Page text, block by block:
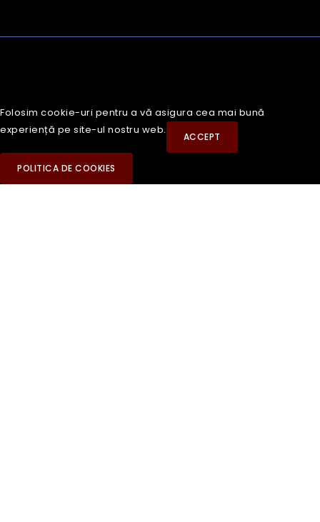
Folosim cookie-uri pentru a vă asigura cea mai bună
experiență pe site-ul nostru web.
ACCEPT
POLITICA DE COOKIES